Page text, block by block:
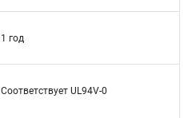
1 год
Соответствует UL94V-0